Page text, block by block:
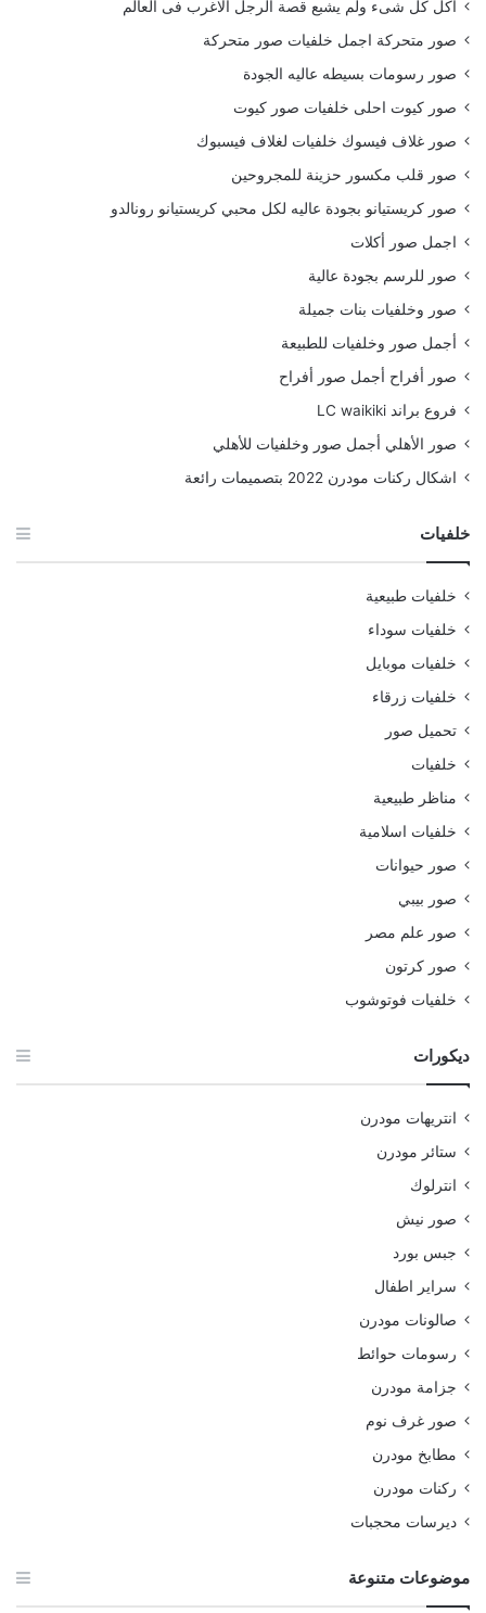
أكل كل شىء ولم يشبع قصة الرجل الاغرب فى العالم
صور متحركة اجمل خلفيات صور متحركة
صور رسومات بسيطه عاليه الجودة
صور كيوت احلى خلفيات صور كيوت
صور غلاف فيسوك خلفيات لغلاف فيسبوك
صور قلب مكسور حزينة للمجروحين
صور كريستيانو بجودة عاليه لكل محبي كريستيانو رونالدو
اجمل صور أكلات
صور للرسم بجودة عالية
صور وخلفيات بنات جميلة
أجمل صور وخلفيات للطبيعة
صور أفراح أجمل صور أفراح
فروع براند LC waikiki
صور الأهلي أجمل صور وخلفيات للأهلي
اشكال ركنات مودرن 2022 بتصميمات رائعة
خلفيات
خلفيات طبيعية
خلفيات سوداء
خلفيات موبايل
خلفيات زرقاء
تحميل صور
خلفيات
مناظر طبيعية
خلفيات اسلامية
صور حيوانات
صور بيبي
صور علم مصر
صور كرتون
خلفيات فوتوشوب
ديكورات
انتريهات مودرن
ستائر مودرن
انترلوك
صور نيش
جبس بورد
سراير اطفال
صالونات مودرن
رسومات حوائط
جزامة مودرن
صور غرف نوم
مطابخ مودرن
ركنات مودرن
ديرسات محجبات
موضوعات متنوعة